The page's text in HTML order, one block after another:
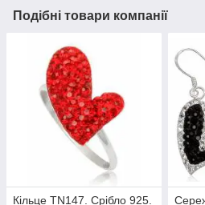
Подібні товари компанії
Кільце TN147. Срібло 925.